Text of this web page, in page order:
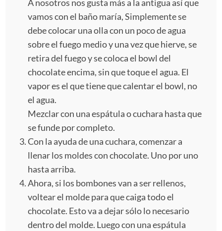
A nosotros nos gusta más a la antigua así que
vamos con el baño maría, Simplemente se
debe colocar una olla con un poco de agua
sobre el fuego medio y una vez que hierve, se
retira del fuego y se coloca el bowl del
chocolate encima, sin que toque el agua. El
vapor es el que tiene que calentar el bowl, no
el agua.
Mezclar con una espátula o cuchara hasta que
se funde por completo.
Con la ayuda de una cuchara, comenzar a
llenar los moldes con chocolate. Uno por uno
hasta arriba.
Ahora, si los bombones van a ser rellenos,
voltear el molde para que caiga todo el
chocolate. Esto va a dejar sólo lo necesario
dentro del molde. Luego con una espátula